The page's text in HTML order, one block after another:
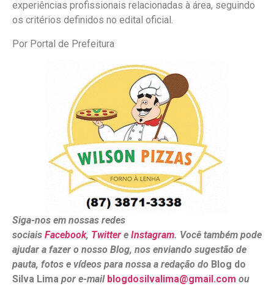
experiências profissionais relacionadas à área, seguindo
os critérios definidos no edital oficial.
Por Portal de Prefeitura
Siga-nos em nossas redes
sociais Facebook, Twitter e Instagram. Você também pode
ajudar a fazer o nosso Blog, nos enviando sugestão de
pauta, fotos e vídeos para nossa a redação do Blog do
Silva Lima por e-mail blogdosilvalima@gmail.com ou